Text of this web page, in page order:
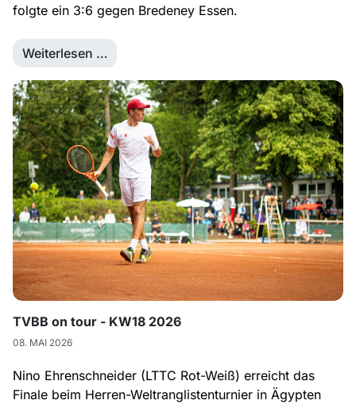
folgte ein 3:6 gegen Bredeney Essen.
Weiterlesen …
TVBB on tour - KW18 2026
08. MAI 2026
Nino Ehrenschneider (LTTC Rot-Weiß) erreicht das
Finale beim Herren-Weltranglistenturnier in Ägypten